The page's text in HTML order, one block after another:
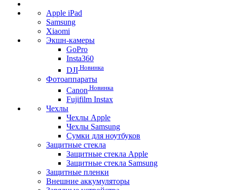
Apple iPad
Samsung
Xiaomi
Экшн-камеры
GoPro
Insta360
DJI Новинка
Фотоаппараты
Canon Новинка
Fujifilm Instax
Чехлы
Чехлы Apple
Чехлы Samsung
Сумки для ноутбуков
Защитные стекла
Защитные стекла Apple
Защитные стекла Samsung
Защитные пленки
Внешние аккумуляторы